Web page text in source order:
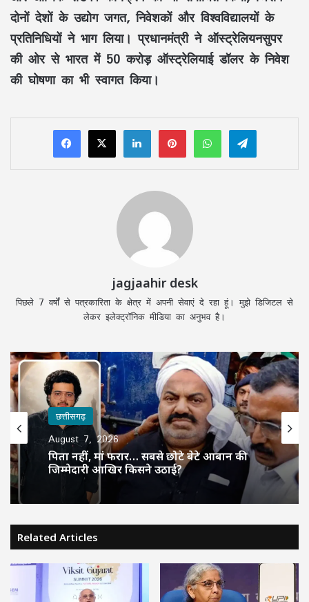
दोनों देशों के उद्योग जगत, निवेशकों और विश्वविद्यालयों के
प्रतिनिधियों ने भाग लिया। प्रधानमंत्री ने ऑस्ट्रेलियनसुपर
की ओर से भारत में 50 करोड़ ऑस्ट्रेलियाई डॉलर के निवेश
की घोषणा का भी स्वागत किया।
LinkedInPinterestWhatsAppTelegram
jagjaahir desk
पिछले 7 वर्षों से पत्रकारिता के क्षेत्र में अपनी सेवाएं दे रहा हूं। मुझे डिजिटल से
लेकर इलेक्ट्रॉनिक मीडिया का अनुभव है।
छत्तीसगढ़
August 7, 2026
पिता नहीं, मां फरार… सबसे छोटे बेटे आबान की
जिम्मेदारी आखिर किसने उठाई?
Related Articles